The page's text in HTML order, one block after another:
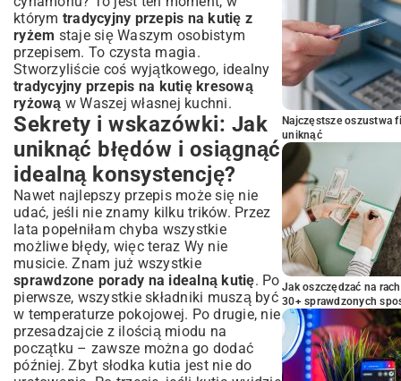
którym tradycyjny przepis na kutię z
ryżem staje się Waszym osobistym
przepisem. To czysta magia.
Stworzyliście coś wyjątkowego, idealny
tradycyjny przepis na kutię kresową
ryżową w Waszej własnej kuchni.
Sekrety i wskazówki: Jak
uniknąć błędów i osiągnąć
idealną konsystencję?
Nawet najlepszy przepis może się nie
udać, jeśli nie znamy kilku trików. Przez
lata popełniłam chyba wszystkie
możliwe błędy, więc teraz Wy nie
musicie. Znam już wszystkie
sprawdzone porady na idealną kutię. Po
pierwsze, wszystkie składniki muszą być
w temperaturze pokojowej. Po drugie, nie
przesadzajcie z ilością miodu na
początku – zawsze można go dodać
później. Zbyt słodka kutia jest nie do
Najczęstsze oszustwa
uniknąć
Jak oszczędzać na
30+ sprawdzonych